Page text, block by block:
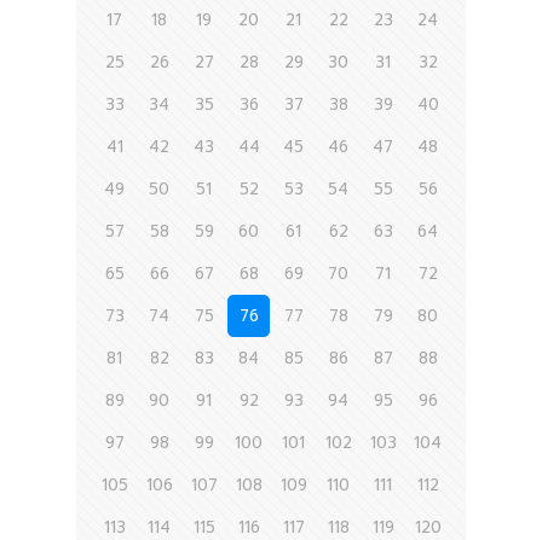
17 18 19 20 21 22 23
24
25
26 27 28 29 30 31
32
33
34 35 36 37 38 39
40
41
42 43 44 45 46 47
48
49
50 51 52 53 54 55
56
57
58 59 60 61 62 63
64
65
66 67 68 69 70 71
72
73
74 75 76 77 78 79
80
81
82 83 84 85 86 87
88
89
90 91 92 93 94 95
96
97
98 99 100 101 102 103
104
105
106 107 108 109 110 111
112
113
114 115 116 117 118 119
120